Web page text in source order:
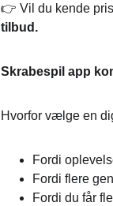
👉 Vil du kende
tilbud.
Skrabespil app
Hvorfor vælge en
Fordi
Fordi flere
Fordi du får